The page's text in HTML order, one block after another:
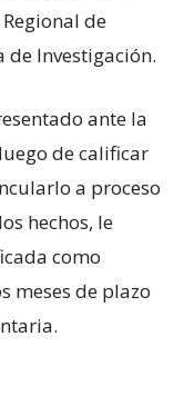
de
Investigación.
ante la
de calificar
a proceso
hechos, le
como
meses de plazo